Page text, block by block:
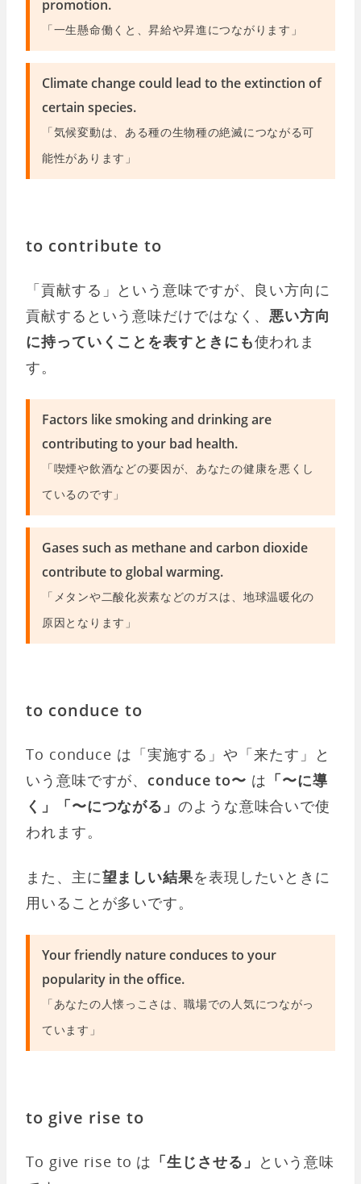
promotion.
「一生懸命働くと、昇給や昇進につながります」
Climate change could lead to the extinction of
certain species.
「気候変動は、ある種の生物種の絶滅につながる可
能性があります」
to contribute to
「貢献する」という意味ですが、良い方向に
貢献するという意味だけではなく、悪い方向
に持っていくことを表すときにも使われま
す。
Factors like smoking and drinking are
contributing to your bad health.
「喫煙や飲酒などの要因が、あなたの健康を悪くし
ているのです」
Gases such as methane and carbon dioxide
contribute to global warming.
「メタンや二酸化炭素などのガスは、地球温暖化の
原因となります」
to conduce to
To conduce は「実施する」や「来たす」と
いう意味ですが、 conduce to〜 は 「〜に導
く」「〜につながる」 のような意味合いで使
われます。
また、主に望ましい結果を表現したいときに
用いることが多いです。
Your friendly nature conduces to your
popularity in the office.
「あなたの人懐っこさは、職場での人気につながっ
ています」
to give rise to
To give rise to は 「生じさせる」 という意味